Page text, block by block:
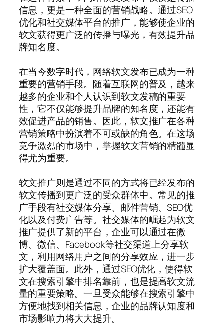
信息，更是一种全面的营销战略。通过SEO
优化和社交媒体平台的推广，能够使企业的
软文获得更广泛的传播与曝光，有效提升品
牌知名度。
在当今数字时代，网络软文发布已成为一种
重要的营销手段。随着互联网的普及，越来
越多的企业和个人认识到软文发稿的重要
性，它不仅能够提升品牌的知名度，还能有
效促进产品的销售。因此，软文推广在各种
营销策略中扮演着不可或缺的角色。在这场
竞争激烈的市场中，掌握软文营销的精髓显
得尤为重要。
软文推广则是通过不同的方式将已经发布的
软文传播到更广泛的受众群体中。常见的推
广手段有社交媒体分享、邮件营销、SEO优
化以及付费广告等。社交媒体的崛起为软文
推广提供了新的平台，企业可以通过在微
博、微信、Facebook等社交渠道上分享软
文，利用网络用户之间的分享效应，进一步
扩大覆盖面。此外，通过SEO优化，使得软
文在搜索引擎中排名靠前，也是提高软文流
量的重要策略。一旦受众能够在搜索引擎中
方便地找到相关信息，企业的品牌认知度和
市场影响力将大大提升。